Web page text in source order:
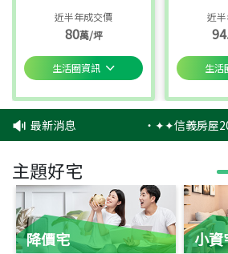
近半年成交價
80萬/坪
生活圈資訊
近
生活
最新消息 ‧✦✦信義房屋
主題好宅
降價宅 小資